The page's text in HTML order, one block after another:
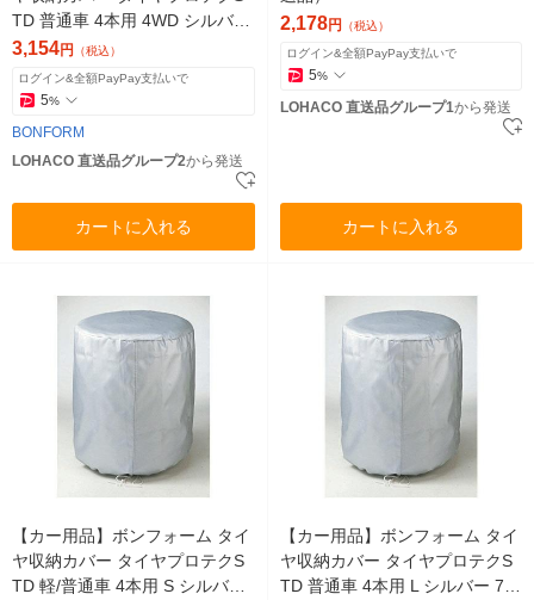
TD 普通車 4本用 4WD シルバー
7111-08SI 1枚（直送品）
3,154円 （税込）
ログイン&全額PayPay支払いで
5%
BONFORM
LOHACO 直送品グループ2から発送
カートに入れる
2,178円 （税込）
ログイン&全額PayPay支払いで
5%
LOHACO 直送品グループ1から発送
カートに入れる
【カー用品】ボンフォーム タイ
ヤ収納カバー タイヤプロテクS
TD 軽/普通車 4本用 S シルバー
【カー用品】ボンフォーム タイ
ヤ収納カバー タイヤプロテクS
TD 普通車 4本用 L シルバー 71